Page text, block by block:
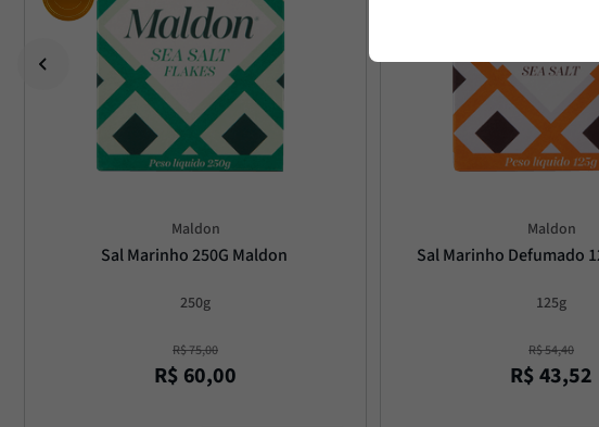
Maldon
Sal Marinho 250G Maldon
250g
R$75,00
R$ 60,00
Maldon
Sal Marinho Defumado
125g
R$54,40
R$43,52